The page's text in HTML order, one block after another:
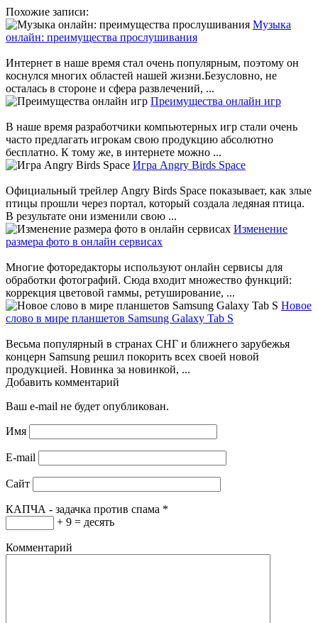
Похожие записи:
Музыка
онлайн: преимущества прослушивания
Интернет в наше время стал очень популярным, поэтому он
коснулся многих областей нашей жизни.Безусловно, не
осталась в стороне и сфера развлечений, ...
Преимущества онлайн игр
В наше время разработчики компьютерных игр стали очень
часто предлагать игрокам свою продукцию абсолютно
бесплатно. К тому же, в интернете можно ...
Игра Angry Birds Space
Официальный трейлер Angry Birds Space показывает, как злые
птицы прошли через портал, который создала ледяная птица.
В результате они изменили свою ...
Изменение
размера фото в онлайн сервисах
Многие фоторедакторы используют онлайн сервисы для
обработки фотографий. Сюда входит множество функций:
коррекция цветовой гаммы, ретуширование, ...
Новое
слово в мире планшетов Samsung Galaxy Tab S
Весьма популярный в странах СНГ и ближнего зарубежья
концерн Samsung решил покорить всех своей новой
продукцией. Новинка за новинкой, ...
Добавить комментарий
Ваш e-mail не будет опубликован.
Имя
E-mail
Сайт
КАПЧА - задачка против спама *
+ 9 = десять
Комментарий